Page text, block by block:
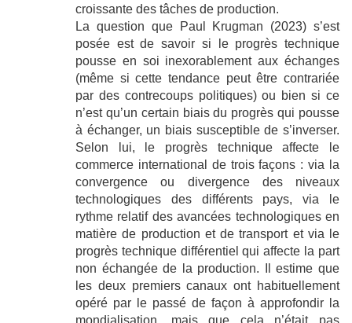
croissante des tâches de production.
La question que Paul Krugman (2023) s’est
posée est de savoir si le progrès technique
pousse en soi inexorablement aux échanges
(même si cette tendance peut être contrariée
par des contrecoups politiques) ou bien si ce
n’est qu’un certain biais du progrès qui pousse
à échanger, un biais susceptible de s’inverser.
Selon lui, le progrès technique affecte le
commerce international de trois façons : via la
convergence ou divergence des niveaux
technologiques des différents pays, via le
rythme relatif des avancées technologiques en
matière de production et de transport et via le
progrès technique différentiel qui affecte la part
non échangée de la production. Il estime que
les deux premiers canaux ont habituellement
opéré par le passé de façon à approfondir la